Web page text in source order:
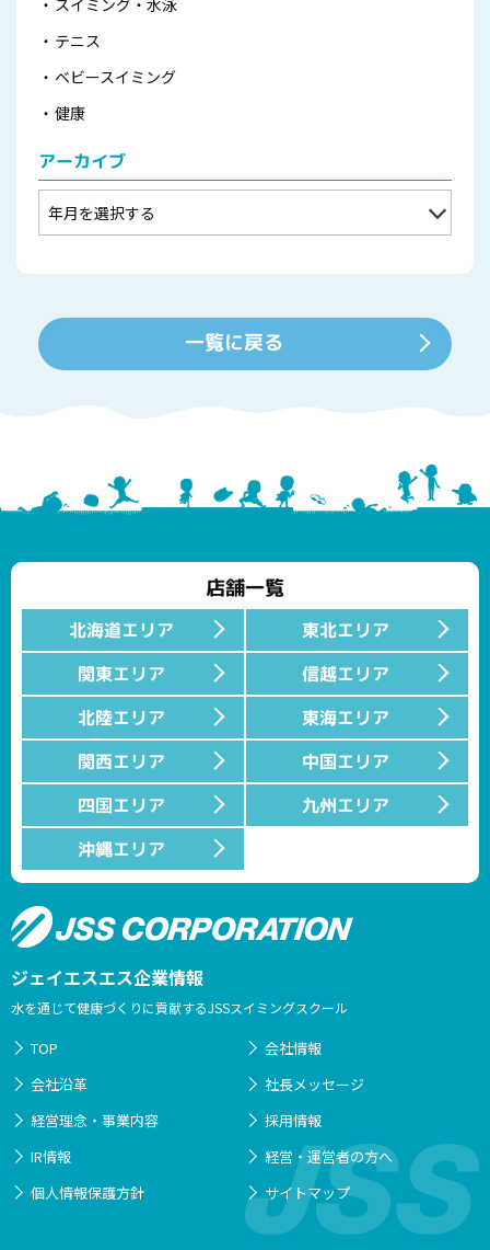
テニス
ベビースイミング
健康
アーカイブ
一覧に戻る
店舗一覧
北海道エリア
東北エリア
関東エリア
信越エリア
北陸エリア
東海エリア
関西エリア
中国エリア
四国エリア
九州エリア
沖縄エリア
ジェイエスエス企業情報
水を通じて健康づくりに貢献するJSSスイミングスクール
TOP
会社情報
会社沿革
社長メッセージ
経営理念・事業内容
採用情報
IR情報
経営・運営者の方へ
個人情報保護方針
サイトマップ